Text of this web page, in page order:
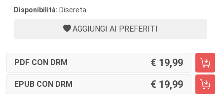
Disponibilità: Discreta
AGGIUNGI AI PREFERITI
PDF CON DRM 19,99
EPUB CON DRM 19,99